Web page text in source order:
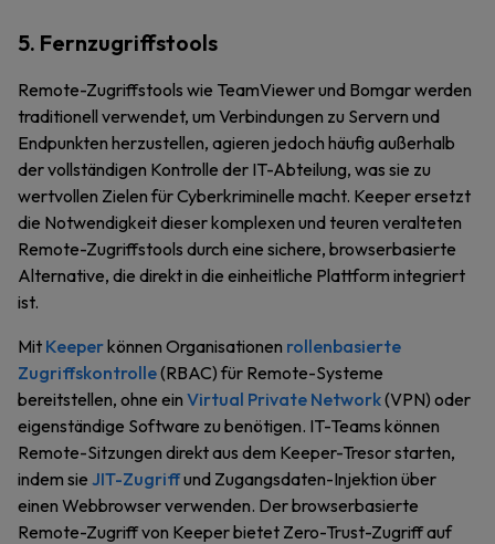
5. Fernzugriffstools
Remote-Zugriffstools wie TeamViewer und Bomgar werden
traditionell verwendet, um Verbindungen zu Servern und
Endpunkten herzustellen, agieren jedoch häufig außerhalb
der vollständigen Kontrolle der IT-Abteilung, was sie zu
wertvollen Zielen für Cyberkriminelle macht. Keeper ersetzt
die Notwendigkeit dieser komplexen und teuren veralteten
Remote-Zugriffstools durch eine sichere, browserbasierte
Alternative, die direkt in die einheitliche Plattform integriert
ist.
Mit Keeperkönnen Organisationen rollenbasierte
Zugriffskontrolle(RBAC) für Remote-Systeme
bereitstellen, ohne ein Virtual Private Network(VPN) oder
eigenständige Software zu benötigen. IT-Teams können
Remote-Sitzungen direkt aus dem Keeper-Tresor starten,
indem sie JIT-Zugriffund Zugangsdaten-Injektion über
einen Webbrowser verwenden. Der browserbasierte
Remote-Zugriff von Keeper bietet Zero-Trust-Zugriff auf